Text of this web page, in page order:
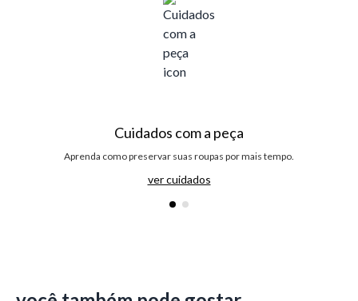
Cuidados com a peça
Aprenda como preservar suas roupas por mais tempo.
ver cuidados